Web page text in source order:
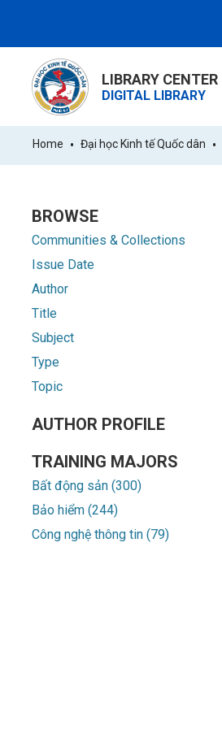
LIBRARY CENTER
DIGITAL LIBRARY
Home Đại học Kinh tế Quốc dân
BROWSE
Communities & Collections
Issue Date
Author
Title
Subject
Type
Topic
AUTHOR PROFILE
TRAINING MAJORS
Bất động sản (300)
Bảo hiểm (244)
Công nghệ thông tin (79)